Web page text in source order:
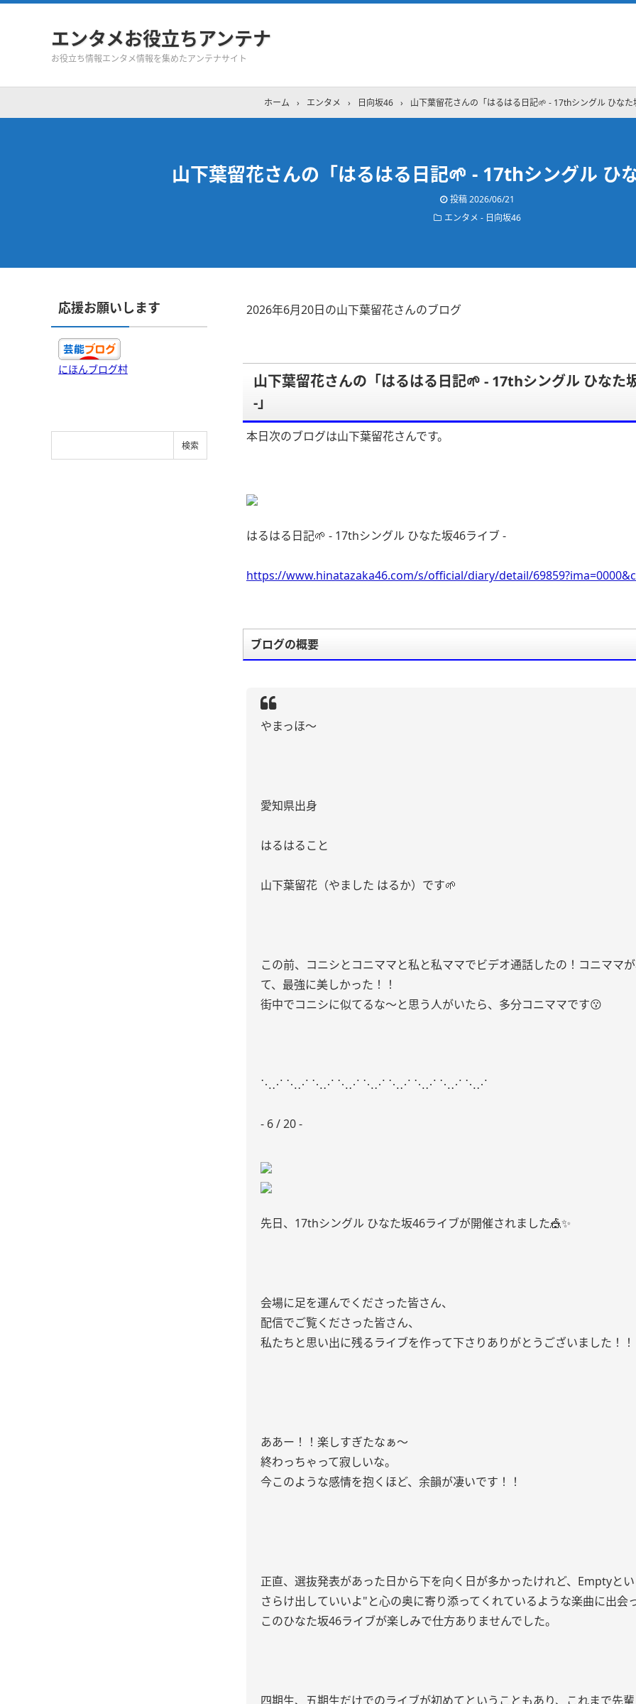
エンタメお役立ちアンテナ
お役立ち情報エンタメ情報を集めたアンテナサイト
ホーム › エンタメ › 日向坂46 › 山下葉留花さんの「はるはる日記🌱 - 17thシングル ひな
山下葉留花さんの「はるはる日記🌱 - 17thシングル ひ
投稿2026/06/21
エンタメ - 日向坂46
2026年6月20日の山下葉留花さんのブログ
山下葉留花さんの「はるはる日記🌱 - 17thシングル ひなた
-」
本日次のブログは山下葉留花さんです。
はるはる日記🌱 - 17thシングル ひなた坂46ライブ -
https://www.hinatazaka46.com/s/official/diary/detail/
ブログの概要
やまっほ〜
愛知県出身
はるはること
山下葉留花（やました はるか）です🌱
この前、コニシとコニママと私と私ママでビデオ通話したの！コニママ
て、最強に美しかった！！
街中でコニシに似てるな〜と思う人がいたら、多分コニママです😗
⋱⋰ ⋱⋰ ⋱⋰ ⋱⋰ ⋱⋰ ⋱⋰ ⋱⋰ ⋱⋰ ⋱⋰
- 6 / 20 -
先日、17thシングル ひなた坂46ライブが開催されました🎪✨
会場に足を運んでくださった皆さん、
配信でご覧くださった皆さん、
私たちと思い出に残るライブを作って下さりありがとうございました！！
ああー！！楽しすぎたなぁ〜
終わっちゃって寂しいな。
今このような感情を抱くほど、余韻が凄いです！！
正直、選抜発表があった日から下を向く日が多かったけれど、Emptyと
さらけ出していいよ"と心の奥に寄り添ってくれているような楽曲に出会
このひなた坂46ライブが楽しみで仕方ありませんでした。
四期生、五期生だけでのライブが初めてということもあり、これまで先
応援お願いします
にほんブログ村